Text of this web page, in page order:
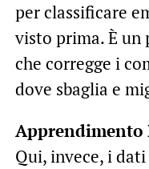
per classificare
visto prima. È un
che corregge i
dove sbaglia e
Apprendimento
Qui, invece, i dati